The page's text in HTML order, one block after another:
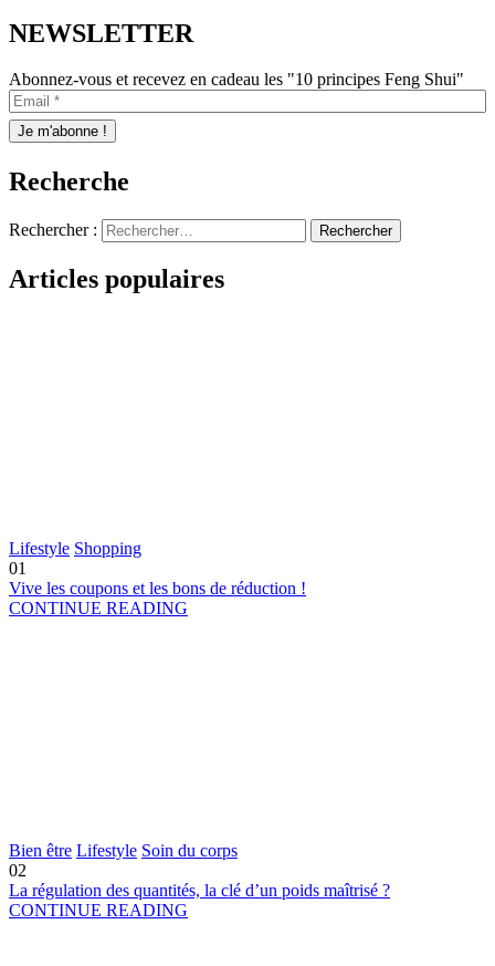
NEWSLETTER
Abonnez-vous et recevez en cadeau les "10 principes Feng Shui"
Recherche
Rechercher :
Articles populaires
Lifestyle Shopping
01
Vive les coupons et les bons de réduction !
CONTINUE READING
Bien être Lifestyle Soin du corps
02
La régulation des quantités, la clé d’un poids maîtrisé ?
CONTINUE READING